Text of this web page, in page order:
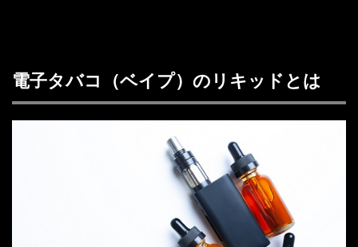
電子タバコ（ベイプ）のリキッドとは